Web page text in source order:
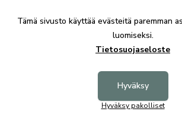
Tämä sivusto käyttää evästeitä paremman
luomiseksi.
Tietosuojaseloste
Hyväksy
Hyväksy pakolliset